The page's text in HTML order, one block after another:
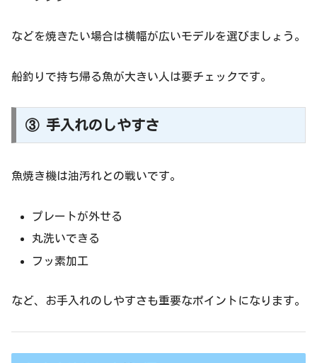
などを焼きたい場合は横幅が広いモデルを選びましょう。
船釣りで持ち帰る魚が大きい人は要チェックです。
③ 手入れのしやすさ
魚焼き機は油汚れとの戦いです。
プレートが外せる
丸洗いできる
フッ素加工
など、お手入れのしやすさも重要なポイントになります。